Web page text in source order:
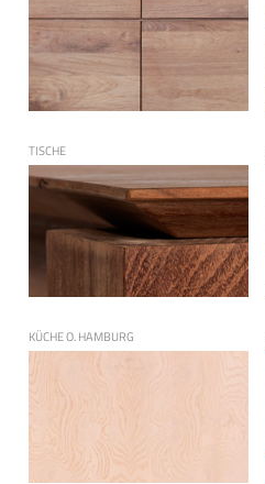
TISCHE
KÜCHE O. HAMBURG